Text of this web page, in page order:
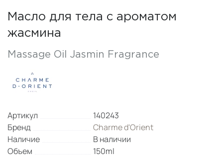
Масло для тела с ароматом
жасмина
Massage Oil Jasmin Fragrance
Артикул
140243
Бренд
Charme d'Orient
Наличие
В наличии
Объем
150ml